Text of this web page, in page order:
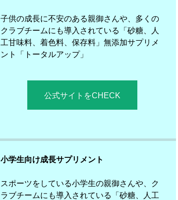
子供の成長に不安のある親御さんや、多くの
クラブチームにも導入されている「砂糖、人
工甘味料、着色料、保存料」無添加サプリメ
ント「トータルアップ」
公式サイトをCHECK
小学生向け成長サプリメント
スポーツをしている小学生の親御さんや、ク
ラブチームにも導入されている「砂糖、人工